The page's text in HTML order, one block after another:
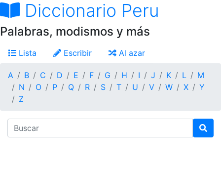
Diccionario Peru
Palabras, modismos y más
Lista Escribir Al azar
A B C D E F G H I J K L
M
N
O P Q R S T U V W X
Y
Z